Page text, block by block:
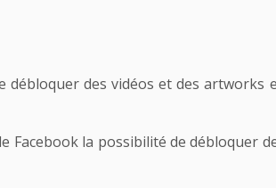
des vidéos et des artworks
la possibilité de débloquer